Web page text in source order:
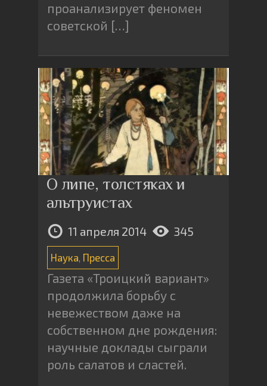
проанализирует феномен
советской […]
О липе, толстяках и
альтруистах
11 апреля 2014 345
Наука, Пресса
Газета «Троицкий вариант»
продолжила борьбу с
невежеством даже на
собственном дне рождения:
научные доклады сыграли
роль салатов и сластей.